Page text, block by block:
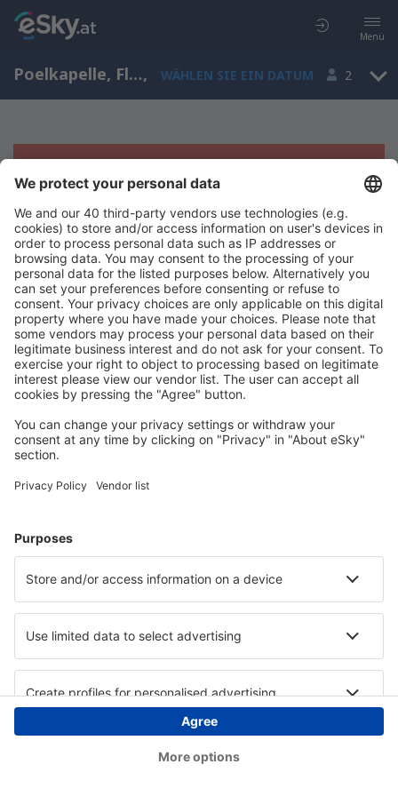
Menü
Poelkapelle, Flanders, Belgien, WÄHLEN SIE EIN DATUM 2
Es tut uns leid, wir können keine
Ergebnisse aufzeigen
Bitte starten Sie Ihre Suche erneut mit anderen Suchkriterien.
Copyright © eSky.at. Alle Rechte vorbehalten.